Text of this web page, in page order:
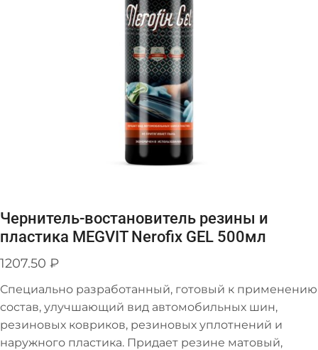
Чернитель-востановитель резины и
пластика MEGVIT Nerofix GEL 500мл
1207.50 ₽
Специально разработанный, готовый к применению
состав, улучшающий вид автомобильных шин,
резиновых ковриков, резиновых уплотнений и
наружного пластика. Придает резине матовый,